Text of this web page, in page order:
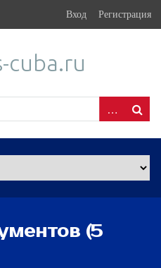
Вход Регистрация
(5